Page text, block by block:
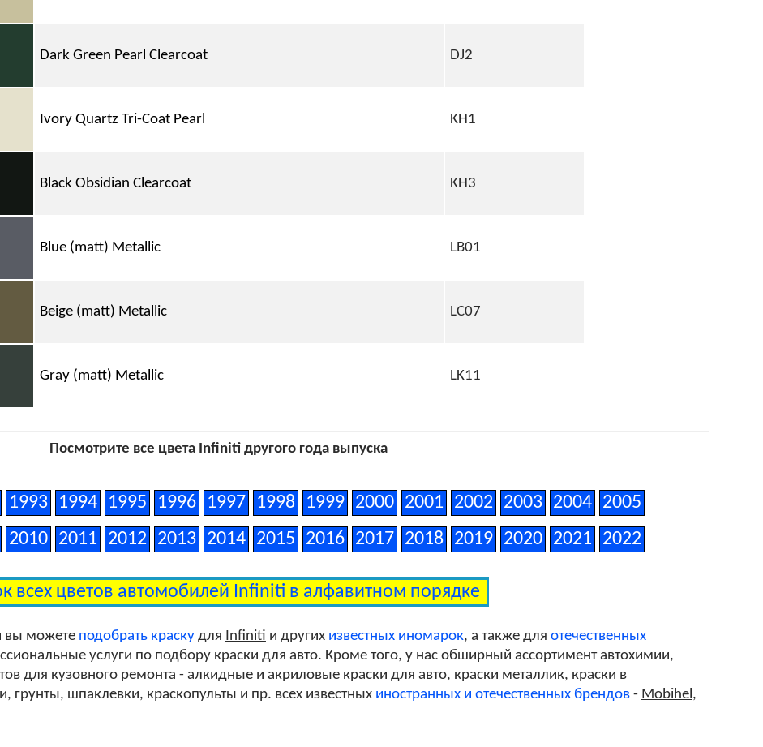
Dark Green Pearl Clearcoat DJ2
Ivory Quartz Tri-Coat Pearl KH1
Black Obsidian Clearcoat KH3
Blue (matt) Metallic LB01
Beige (matt) Metallic LC07
Gray (matt) Metallic LK11
Посмотрите все цвета Infiniti другого года выпуска
1993 1994 1995 1996 1997 1998 1999 2000 2001 2002 2003 2004
2005
2010 2011 2012 2013 2014 2015 2016 2017 2018 2019 2020 2021 2022
всех цветов автомобилей Infiniti в алфавитном порядке
вы можете подобрать краскудля Infiniti и других известных иномарок, а также для отечественных
услуги по подбору краски для авто. Кроме того, у нас обширный ассортимент автохимии,
для кузовного ремонта - алкидные и акриловые краски для авто, краски металлик, краски в
грунты, шпаклевки, краскопульты и пр. всех известных иностранных и отечественных брендов- Mobihel,